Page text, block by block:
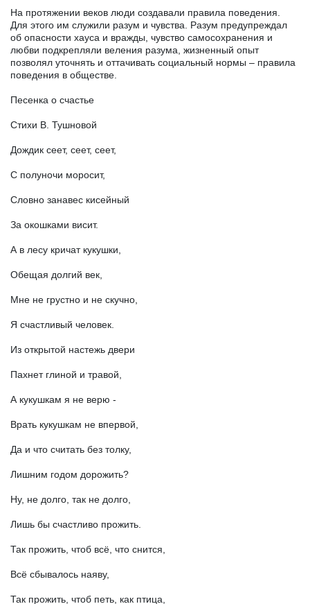
На протяжении веков люди создавали правила поведения.
Для этого им служили разум и чувства. Разум предупреждал
об опасности хауса и вражды, чувство самосохранения и
любви подкрепляли веления разума, жизненный опыт
позволял уточнять и оттачивать социальный нормы – правила
поведения в обществе.
Песенка о счастье
Стихи В. Тушновой
Дождик сеет, сеет, сеет,
С полуночи моросит,
Словно занавес кисейный
За окошками висит.
А в лесу кричат кукушки,
Обещая долгий век,
Мне не грустно и не скучно,
Я счастливый человек.
Из открытой настежь двери
Пахнет глиной и травой,
А кукушкам я не верю -
Врать кукушкам не впервой,
Да и что считать без толку,
Лишним годом дорожить?
Ну, не долго, так не долго,
Лишь бы счастливо прожить.
Так прожить, чтоб всё, что снится,
Всё сбывалось наяву,
Так прожить, чтоб петь, как птица,